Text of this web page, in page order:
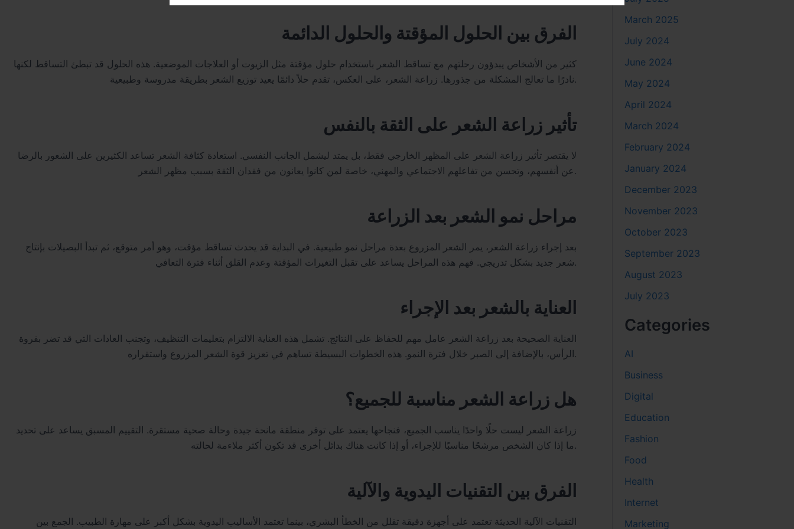
الفرق بين الحلول المؤقتة والحلول الدائمة
كثير من الأشخاص يبدؤون رحلتهم مع تساقط الشعر باستخدام حلول مؤقتة مثل الزيوت أو العلاجات الموضعية. هذه الحلول قد تبطئ التساقط لكنها
نادرًا ما تعالج المشكلة من جذورها. زراعة الشعر، على العكس، تقدم حلاً دائمًا يعيد توزيع الشعر بطريقة مدروسة وطبيعية.
تأثير زراعة الشعر على الثقة بالنفس
لا يقتصر تأثير زراعة الشعر على المظهر الخارجي فقط، بل يمتد ليشمل الجانب النفسي. استعادة كثافة الشعر تساعد الكثيرين على الشعور بالرضا
عن أنفسهم، وتحسن من تفاعلهم الاجتماعي والمهني، خاصة لمن كانوا يعانون من فقدان الثقة بسبب مظهر الشعر.
مراحل نمو الشعر بعد الزراعة
بعد إجراء زراعة الشعر، يمر الشعر المزروع بعدة مراحل نمو طبيعية. في البداية قد يحدث تساقط مؤقت، وهو أمر متوقع، ثم تبدأ البصيلات بإنتاج
شعر جديد بشكل تدريجي. فهم هذه المراحل يساعد على تقبل التغيرات المؤقتة وعدم القلق أثناء فترة التعافي.
العناية بالشعر بعد الإجراء
العناية الصحيحة بعد زراعة الشعر عامل مهم للحفاظ على النتائج. تشمل هذه العناية الالتزام بتعليمات التنظيف، وتجنب العادات التي قد تضر بفروة
الرأس، بالإضافة إلى الصبر خلال فترة النمو. هذه الخطوات البسيطة تساهم في تعزيز قوة الشعر المزروع واستقراره.
هل زراعة الشعر مناسبة للجميع؟
زراعة الشعر ليست حلًا واحدًا يناسب الجميع، فنجاحها يعتمد على توفر منطقة مانحة جيدة وحالة صحية مستقرة. التقييم المسبق يساعد على تحديد
ما إذا كان الشخص مرشحًا مناسبًا للإجراء، أو إذا كانت هناك بدائل أخرى قد تكون أكثر ملاءمة لحالته.
الفرق بين التقنيات اليدوية والآلية
التقنيات الآلية الحديثة تعتمد على أجهزة دقيقة تقلل من الخطأ البشري، بينما تعتمد الأساليب اليدوية بشكل أكبر على مهارة الطبيب. الجمع بين
March 2025
July 2024
June 2024
May 2024
April 2024
March 2024
February 2024
January 2024
December 2023
November 2023
October 2023
September 2023
August 2023
July 2023
Categories
AI
Business
Digital
Education
Fashion
Food
Health
Internet
Marketing